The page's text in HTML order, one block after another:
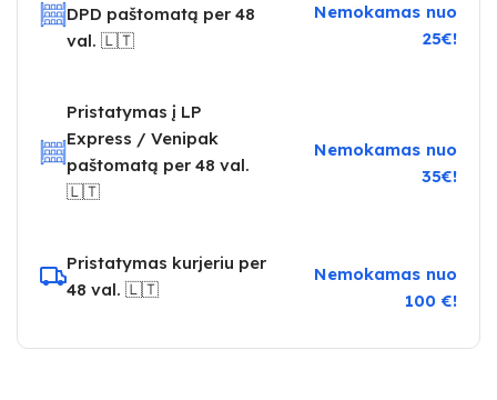
DPD paštomatą per 48
val. 🇱🇹
Nemokamas nuo
25€!
Pristatymas į LP
Express / Venipak
paštomatą per 48 val.
🇱🇹
Nemokamas nuo
35€!
Pristatymas kurjeriu per
48 val. 🇱🇹
Nemokamas nuo
100 €!